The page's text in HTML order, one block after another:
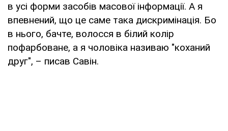
в усі форми засобів масової інформації. А я
впевнений, що це саме така дискримінація. Бо
в нього, бачте, волосся в білий колір
пофарбоване, а я чоловіка називаю "коханий
друг", – писав Савін.